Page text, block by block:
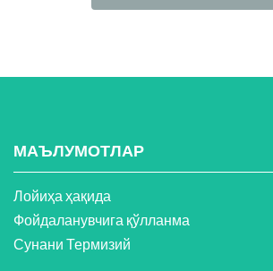
МАЪЛУМОТЛАР
Лойиҳа ҳақида
Фойдаланувчига қўлланма
Сунани Термизий